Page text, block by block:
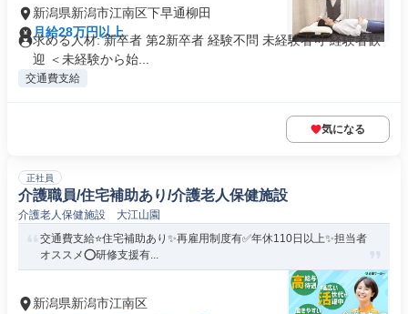
新潟県新潟市江南区下早通柳田
月給28万円以上
求める人材: 新卒者 第2新卒者 経験不問 未経験者可 経験者歓
迎 ＜未経験から始...
交通費支給
気になる
正社員
介護職員/住宅補助あり/介護老人保健施設
介護老人保健施設 大江山園
交通費支給⭐️住宅補助あり✨再雇用制度有✅️年休110日以上✨担当者
オススメ⭕️研修支援有...
新潟県新潟市江南区